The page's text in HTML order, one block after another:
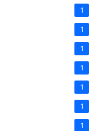
1
1
1
1
1
1
1